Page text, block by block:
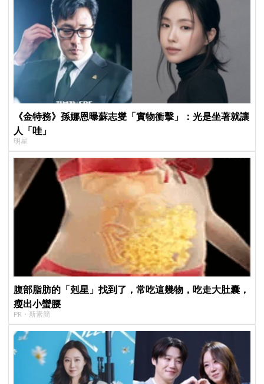
《金特務》孫娜恩曝蘇志燮「實物衝擊」：光是坐著就讓
人「哇」
明星
腹部脂肪的「剋星」找到了，常吃這幾物，吃走大肚囊，
瘦出小蠻腰
PR・新素簡